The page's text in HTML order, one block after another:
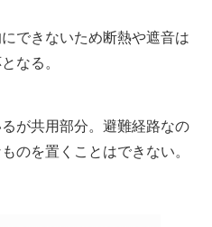
できないため断熱や遮音は
なる。
が共用部分。避難経路なの
のを置くことはできない。